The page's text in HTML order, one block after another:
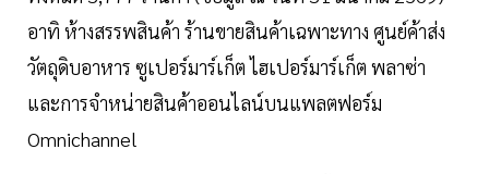
อาทิ ห้างสรรพสินค้า ร้านขายสินค้าเฉพาะทาง ศูนย์ค้าส่ง
วัตถุดิบอาหาร ซูเปอร์มาร์เก็ต ไฮเปอร์มาร์เก็ต พลาซ่า
และการจำหน่ายสินค้าออนไลน์บนแพลตฟอร์ม
Omnichannel